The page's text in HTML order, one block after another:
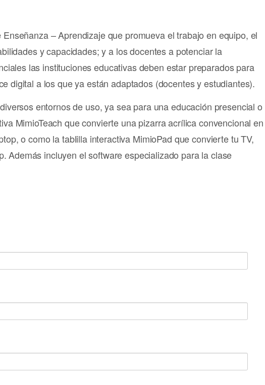
– Aprendizaje que promueva el trabajo en equipo, el
y capacidades; y a los docentes a potenciar la
las instituciones educativas deben estar preparados para
digital a los que ya están adaptados (docentes y estudiantes).
entornos de uso, ya sea para una educación presencial o
MimioTeach que convierte una pizarra acrílica convencional en
o como la tablilla interactiva MimioPad que convierte tu TV,
Además incluyen el software especializado para la clase